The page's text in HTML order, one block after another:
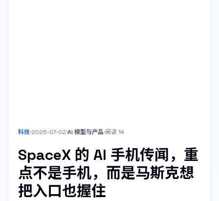
科技·2026-07-02·AI 模型与产品·阅读14
SpaceX 的 AI 手机传闻，重
点不是手机，而是马斯克想
把入口也握住